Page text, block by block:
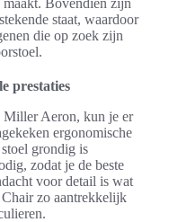
staat, waardoor
die op zoek zijn
prestaties
Miller Aeron, kun je er
ergonomische
grondig is
zodat je de beste
voor detail is wat
zo aantrekkelijk